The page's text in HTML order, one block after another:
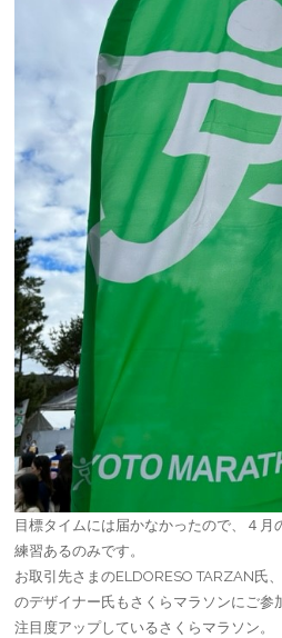
目標タイムには届かなかったので、４
練習あるのみです。
お取引先さまのELDORESO TARZAN氏
のデザイナー氏もさくらマラソンにご参
注目度アップしているさくらマラソン。